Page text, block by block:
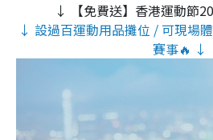
↓ 【免費送】香港運動節
↓ 設過百運動用品攤位 / 可現場
賽事🔥 ↓